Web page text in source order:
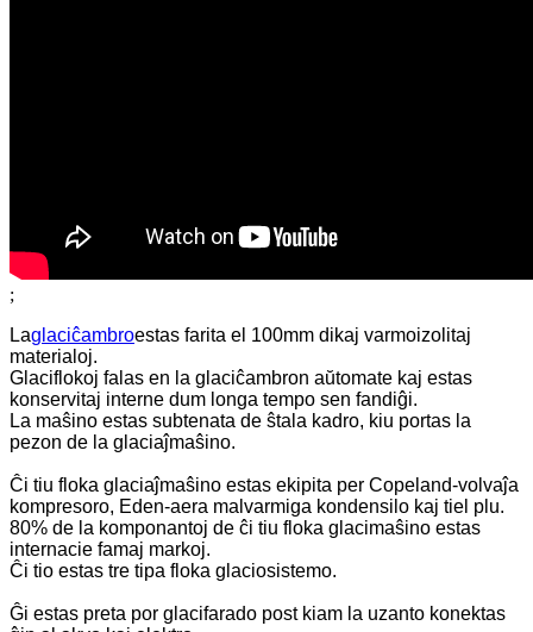
;
Laglaciĉambroestas farita el 100mm dikaj varmoizolitaj
materialoj.
Glaciflokoj falas en la glaciĉambron aŭtomate kaj estas
konservitaj interne dum longa tempo sen fandiĝi.
La maŝino estas subtenata de ŝtala kadro, kiu portas la
pezon de la glaciaĵmaŝino.
Ĉi tiu floka glaciaĵmaŝino estas ekipita per Copeland-volvaĵa
kompresoro, Eden-aera malvarmiga kondensilo kaj tiel plu.
80% de la komponantoj de ĉi tiu floka glacimaŝino estas
internacie famaj markoj.
Ĉi tio estas tre tipa floka glaciosistemo.
Ĝi estas preta por glacifarado post kiam la uzanto konektas